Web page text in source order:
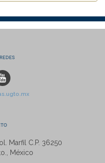
Marfil C.P. 36250
México